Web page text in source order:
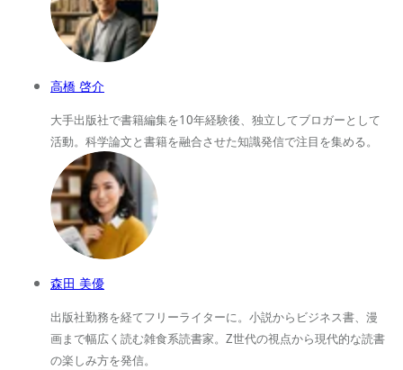
高橋 啓介
大手出版社で書籍編集を10年経験後、独立してブロガーとして
活動。科学論文と書籍を融合させた知識発信で注目を集める。
森田 美優
出版社勤務を経てフリーライターに。小説からビジネス書、漫
画まで幅広く読む雑食系読書家。Z世代の視点から現代的な読書
の楽しみ方を発信。